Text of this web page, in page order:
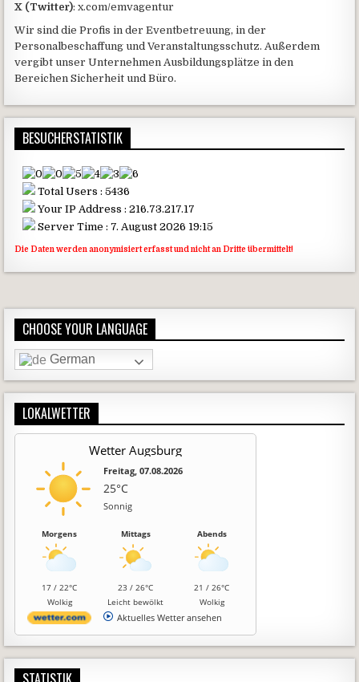
X (Twitter): x.com/emvagentur
Wir sind die Profis in der Eventbetreuung, in der
Personalbeschaffung und Veranstaltungsschutz. Außerdem
vergibt unser Unternehmen Ausbildungsplätze in den
Bereichen Sicherheit und Büro.
BESUCHERSTATISTIK
Total Users : 5436
Your IP Address : 216.73.217.17
Server Time : 7. August 2026 19:15
Die Daten werden anonymisiert erfasst und nicht an Dritte übermittelt!
CHOOSE YOUR LANGUAGE
German
LOKALWETTER
Wetter Augsburg
Freitag, 07.08.2026
25°C
Sonnig
Morgens
17 / 22°C
Wolkig
Mittags
23 / 26°C
Leicht bewölkt
Abends
21 / 26°C
Wolkig
Aktuelles Wetter ansehen